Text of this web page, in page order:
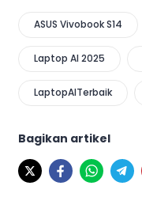
ASUS Vivobook S14
Laptop AI 2025
LaptopAITerbaik
Bagikan artikel